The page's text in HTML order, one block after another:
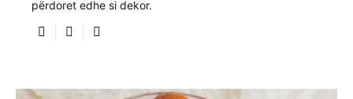
përdoret edhe si dekor.